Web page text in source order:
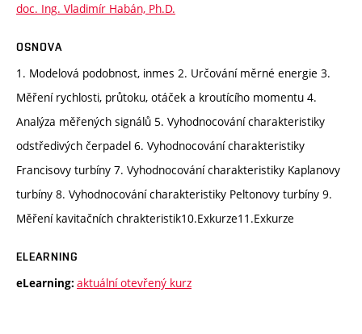
doc. Ing. Vladimír Habán, Ph.D.
OSNOVA
1. Modelová podobnost, inmes 2. Určování měrné energie 3.
Měření rychlosti, průtoku, otáček a kroutícího momentu 4.
Analýza měřených signálů 5. Vyhodnocování charakteristiky
odstředivých čerpadel 6. Vyhodnocování charakteristiky
Francisovy turbíny 7. Vyhodnocování charakteristiky Kaplanovy
turbíny 8. Vyhodnocování charakteristiky Peltonovy turbíny 9.
Měření kavitačních chrakteristik10.Exkurze11.Exkurze
ELEARNING
eLearning: aktuální otevřený kurz